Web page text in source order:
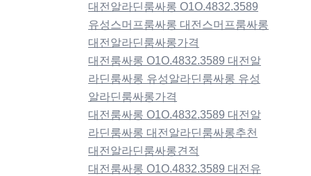
대전알라딘룸싸롱 O1O.4832.3589
유성스머프룸싸롱 대전스머프룸싸롱
대전알라딘룸싸롱가격
대전룸싸롱 O1O.4832.3589 대전알
라딘룸싸롱 유성알라딘룸싸롱 유성
알라딘룸싸롱가격
대전룸싸롱 O1O.4832.3589 대전알
라딘룸싸롱 대전알라딘룸싸롱추천
대전알라딘룸싸롱견적
대전룸싸롱 O1O.4832.3589 대전유